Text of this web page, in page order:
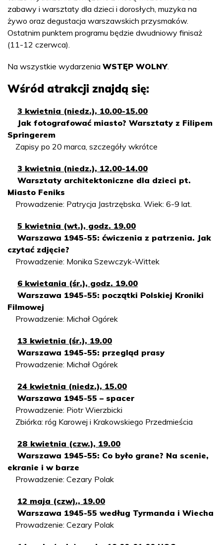
zabawy i warsztaty dla dzieci i dorosłych, muzyka na
żywo oraz degustacja warszawskich przysmaków.
Ostatnim punktem programu będzie dwudniowy finisaż
(11-12 czerwca).
Na wszystkie wydarzenia WSTĘP WOLNY.
Wśród atrakcji znajdą się:
3 kwietnia (niedz.), 10.00-15.00
Jak fotografować miasto? Warsztaty z Filipem
Springerem
Zapisy po 20 marca, szczegóły wkrótce
3 kwietnia (niedz.), 12.00-14.00
Warsztaty architektoniczne dla dzieci pt.
Miasto Feniks
Prowadzenie: Patrycja Jastrzębska. Wiek: 6-9 lat.
5 kwietnia (wt.), godz. 19.00
Warszawa 1945-55: ćwiczenia z patrzenia. Jak
czytać zdjęcie?
Prowadzenie: Monika Szewczyk-Wittek
6 kwietania (śr.), godz. 19.00
Warszawa 1945-55: początki Polskiej Kroniki
Filmowej
Prowadzenie: Michał Ogórek
13 kwietnia (śr.), 19.00
Warszawa 1945-55: przegląd prasy
Prowadzenie: Michał Ogórek
24 kwietnia (niedz.), 15.00
Warszawa 1945-55 – spacer
Prowadzenie: Piotr Wierzbicki
Zbiórka: róg Karowej i Krakowskiego Przedmieścia
28 kwietnia (czw.), 19.00
Warszawa 1945-55: Co było grane? Na scenie,
ekranie i w barze
Prowadzenie: Cezary Polak
12 maja (czw)., 19.00
Warszawa 1945-55 według Tyrmanda i Wiecha
Prowadzenie: Cezary Polak